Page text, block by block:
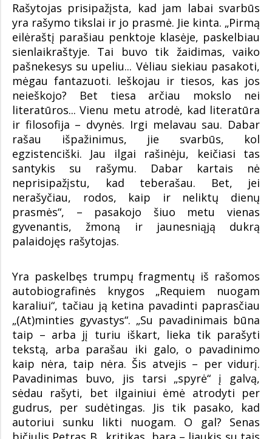
Rašytojas prisipažįsta, kad jam labai svarbūs
yra rašymo tikslai ir jo prasmė. Jie kinta. „Pirmą
eilėraštį parašiau penktoje klasėje, paskelbiau
sienlaikraštyje. Tai buvo tik žaidimas, vaiko
pašnekesys su upeliu... Vėliau siekiau pasakoti,
mėgau fantazuoti. Ieškojau ir tiesos, kas jos
neieškojo? Bet tiesa arčiau mokslo nei
literatūros... Vienu metu atrodė, kad literatūra
ir filosofija – dvynės. Irgi melavau sau. Dabar
rašau išpažinimus, jie svarbūs, kol
egzistenciški. Jau ilgai rašinėju, keičiasi tas
santykis su rašymu. Dabar kartais nė
neprisipažįstu, kad teberašau. Bet, jei
nerašyčiau, rodos, kaip ir neliktų dienų
prasmės“, – pasakojo šiuo metu vienas
gyvenantis, žmoną ir jaunesniąją dukrą
palaidojęs rašytojas.
Yra paskelbęs trumpų fragmentų iš rašomos
autobiografinės knygos „Requiem nuogam
karaliui“, tačiau ją ketina pavadinti paprasčiau
„(At)minties gyvastys“. „Su pavadinimais būna
taip – arba jį turiu iškart, lieka tik parašyti
tekstą, arba parašau iki galo, o pavadinimo
kaip nėra, taip nėra. Šis atvejis – per vidurį.
Pavadinimas buvo, jis tarsi „spyrė“ į galvą,
sėdau rašyti, bet ilgainiui ėmė atrodyti per
gudrus, per sudėtingas. Jis tik pasako, kad
autoriui sunku likti nuogam. O gal? Senas